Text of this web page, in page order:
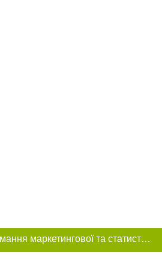
Цей сайт використовує «cookies». Також веб-сайт використовує інтернет-сервіс для збору технічних даних стосовно відвідувачів з метою отримання маркетингової та статистичної інформації. Умови обробки даних відвідувачів сайту див.